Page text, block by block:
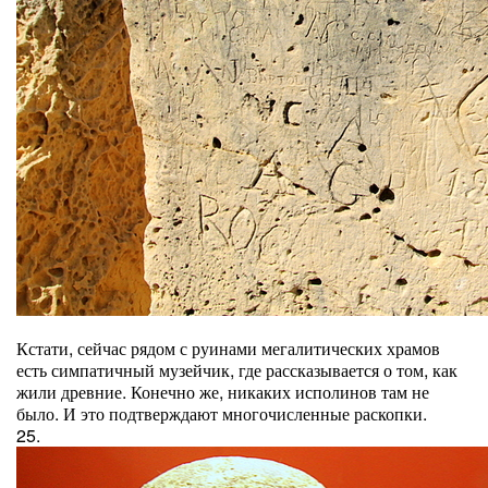
Кстати, сейчас рядом с руинами мегалитических храмов
есть симпатичный музейчик, где рассказывается о том, как
жили древние. Конечно же, никаких исполинов там не
было. И это подтверждают многочисленные раскопки.
25.